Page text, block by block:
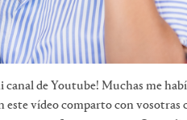
canal de Youtube! Muchas me
este vídeo comparto con